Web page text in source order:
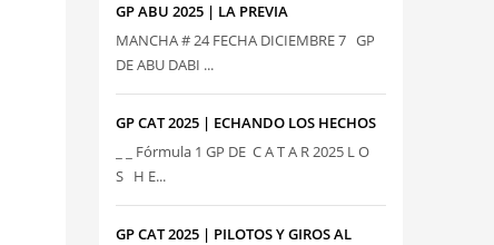
GP ABU 2025 | LA PREVIA
MANCHA # 24 FECHA DICIEMBRE 7 GP
DE ABU DABI ...
GP CAT 2025 | ECHANDO LOS HECHOS
_ _ Fórmula 1 GP DE C A T A R 2025 L O
S H E...
GP CAT 2025 | PILOTOS Y GIROS AL